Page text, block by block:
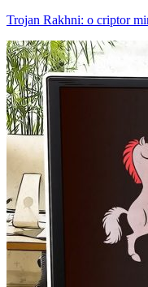
Trojan Rakhni: o criptor